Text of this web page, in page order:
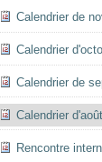
Calendrier de
Calendrier
Calendrier de
Calendrier
Rencontre